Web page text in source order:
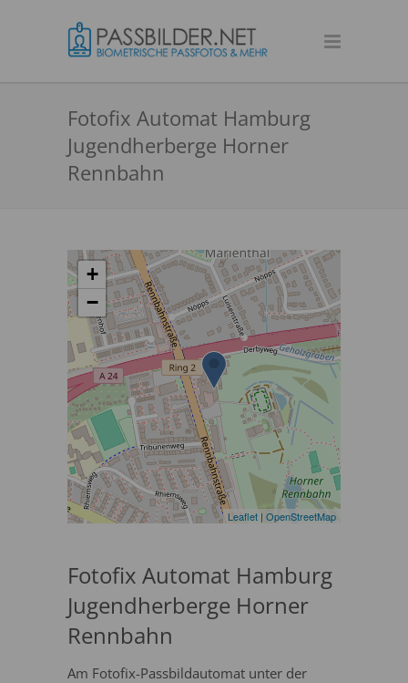
Fotofix Automat Hamburg
Jugendherberge Horner
Rennbahn
+
−
Leaflet | OpenStreetMap
Fotofix Automat Hamburg
Jugendherberge Horner
Rennbahn
Am Fotofix-Passbildautomat unter der